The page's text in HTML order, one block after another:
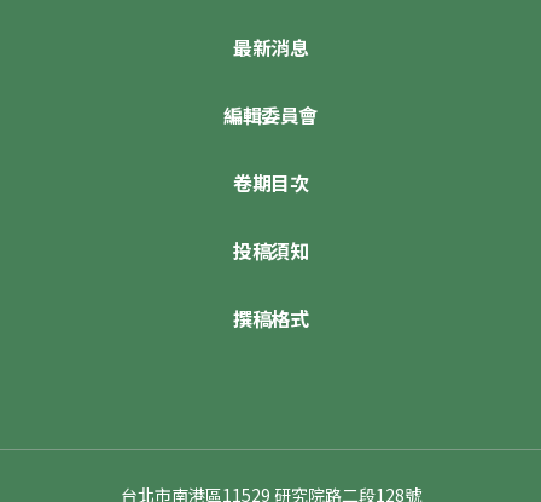
最新消息
編輯委員會
卷期目次
投稿須知
撰稿格式
台北市南港區11529 研究院路二段128號